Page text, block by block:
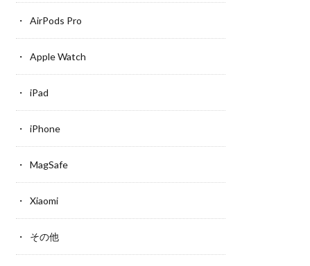
AirPods Pro
Apple Watch
iPad
iPhone
MagSafe
Xiaomi
その他